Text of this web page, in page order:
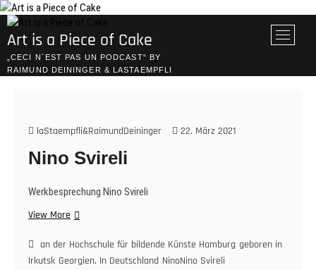
Skip
to
content
Art is a Piece of Cake
„CECI N´EST PAS UN PODCAST“ BY
RAIMUND DEININGER & LASTAEMPFLI
M
e
u
laStaempfli&RaimundDeininger 22. März 2021
Nino Svireli
Werkbesprechung Nino Svireli
View MoreNino
an der Hochschule für bildende Künste Hamburg geboren in
Irkutsk Georgien. In Deutschland NinoNino Svireli